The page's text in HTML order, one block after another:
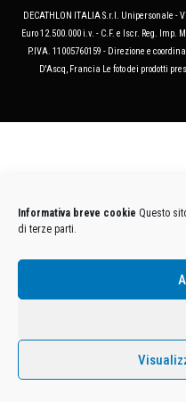
Informativa breve cookie Questo
di terze parti.
DECATHLON ITALIA S.r.l. Unipersonale -
Euro 12.500.000 i.v. - C.F. e Iscr. Reg. Imp.
P.IVA. 11005760159 - Direzione e
D'Ascq, Francia Le foto dei prodotti